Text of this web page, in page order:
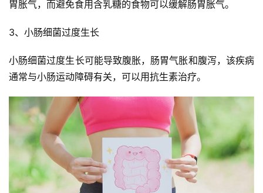
胃胀气，而避免食用含乳糖的食物可以缓解肠胃胀气。
3、小肠细菌过度生长
小肠细菌过度生长可能导致腹胀，肠胃气胀和腹泻，该疾病
通常与小肠运动障碍有关，可以用抗生素治疗。